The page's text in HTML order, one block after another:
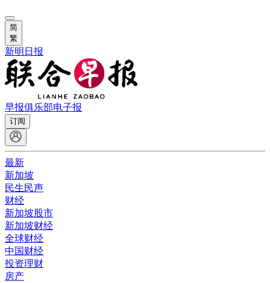
简
繁
新明日报
早报俱乐部电子报
订阅
最新
新加坡
民生民声
财经
新加坡股市
新加坡财经
全球财经
中国财经
投资理财
房产